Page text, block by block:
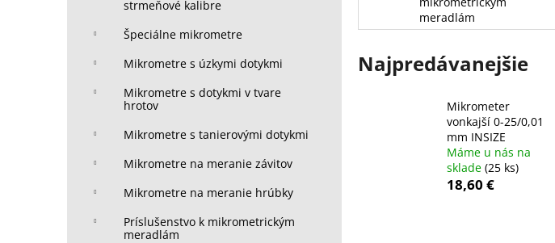
strmeňové kalibre
Špeciálne mikrometre
Mikrometre s úzkymi dotykmi
Mikrometre s dotykmi v tvare
hrotov
Mikrometre s tanierovými dotykmi
Mikrometre na meranie závitov
Mikrometre na meranie hrúbky
Príslušenstvo k mikrometrickým
meradlám
meradlám
Najpredávanejšie
Mikrometer
vonkajší 0-25/0,01
mm INSIZE
Máme u nás na
sklade (25 ks)
18,60 €